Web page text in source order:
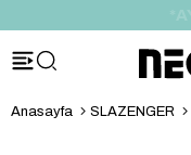
Anasayfa SLAZENGER